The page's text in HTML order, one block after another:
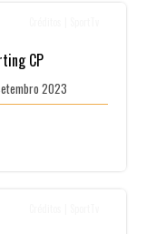
CP
2023